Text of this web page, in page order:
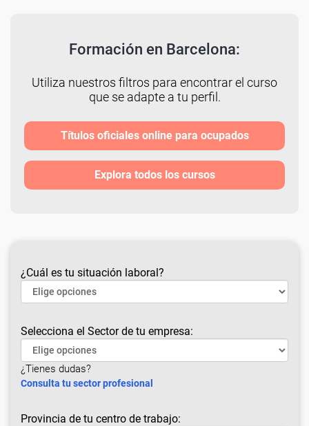
Formación en Barcelona:
Utiliza nuestros filtros para encontrar el curso
que se adapte a tu perfil.
Títulos oficiales online para ocupados
Explora todos los cursos
¿Cuál es tu situación laboral?
Selecciona el Sector de tu empresa:
¿Tienes dudas?
Consulta tu sector profesional
Provincia de tu centro de trabajo: